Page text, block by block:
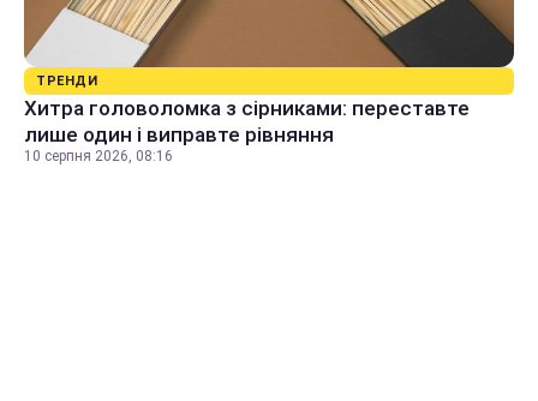
ТРЕНДИ
Хитра головоломка з сірниками: переставте
лише один і виправте рівняння
10 серпня 2026, 08:16